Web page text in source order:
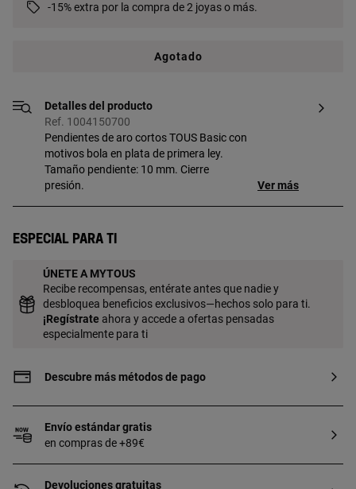
-15% extra por la compra de 2 joyas o más.
Agotado
Detalles del producto
Ref. 1004150700
Pendientes de aro cortos TOUS Basic con
motivos bola en plata de primera ley.
Tamaño pendiente: 10 mm. Cierre
presión.
Ver más
Especial para ti
ÚNETE A MYTOUS
Recibe recompensas, entérate antes que nadie y
desbloquea beneficios exclusivos—hechos solo para ti.
¡Regístrate ahora y accede a ofertas pensadas
especialmente para ti
Descubre más métodos de pago
Envío estándar gratis
en compras de +89€
Devoluciones gratuitas